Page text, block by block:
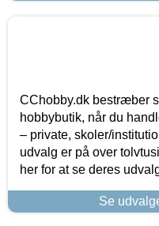
CChobby.dk bestræber
hobbybutik, når du
– private, skoler/
udvalg er på over
her for at se deres
Se